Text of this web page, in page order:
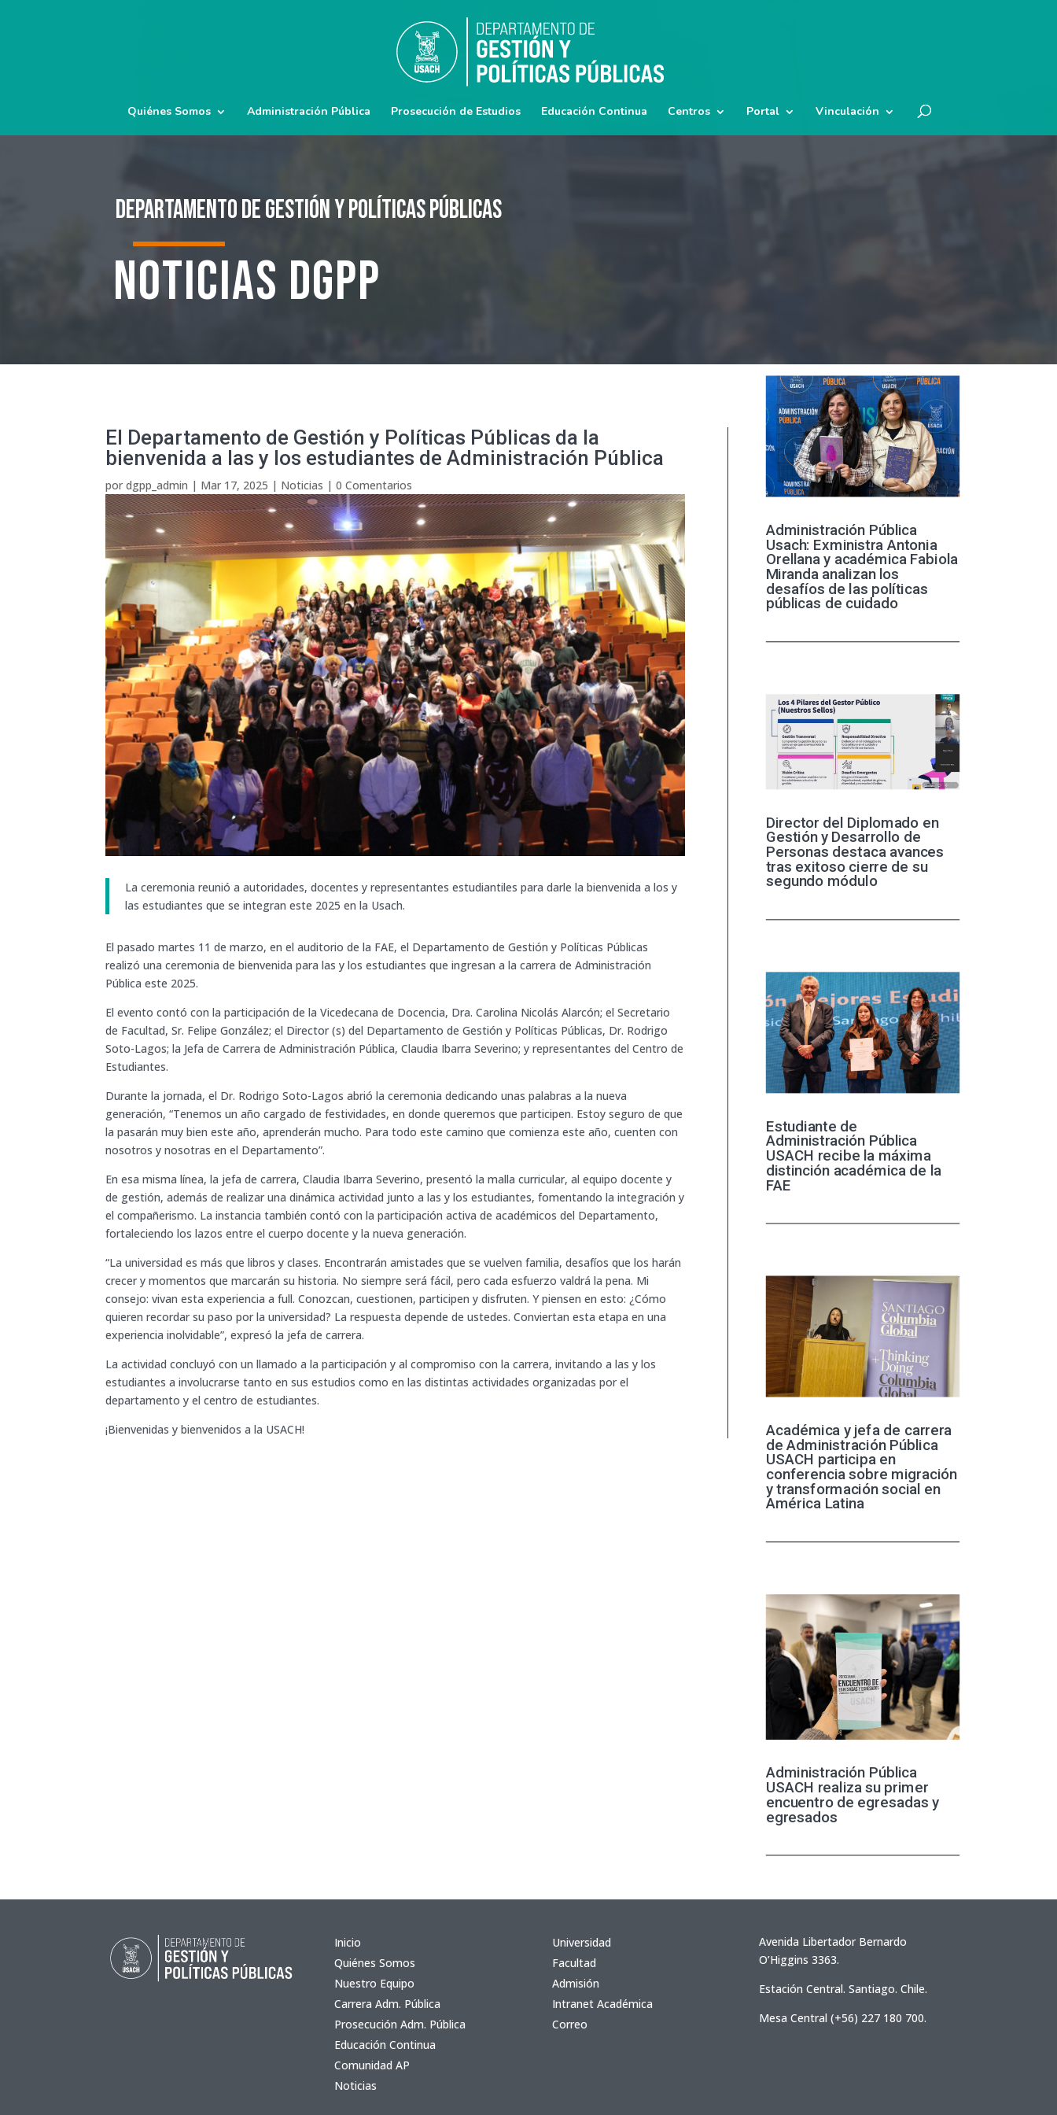
Quiénes Somos Administración Pública Prosecución de Estudios Educación Continua Centros Portal Vinculación
Departamento de Gestión y Políticas Públicas
Noticias DGPP
El Departamento de Gestión y Políticas Públicas da la
bienvenida a las y los estudiantes de Administración Pública
pordgpp_admin | Mar 17, 2025 | Noticias |0 Comentarios
La ceremonia reunió a autoridades, docentes y representantes estudiantiles para darle la bienvenida a los y
las estudiantes que se integran este 2025 en la Usach.
El pasado martes 11 de marzo, en el auditorio de la FAE, el Departamento de Gestión y Políticas Públicas
realizó una ceremonia de bienvenida para las y los estudiantes que ingresan a la carrera de Administración
Pública este 2025.
El evento contó con la participación de la Vicedecana de Docencia, Dra. Carolina Nicolás Alarcón; el Secretario
de Facultad, Sr. Felipe González; el Director (s) del Departamento de Gestión y Políticas Públicas, Dr. Rodrigo
Soto-Lagos; la Jefa de Carrera de Administración Pública, Claudia Ibarra Severino; y representantes del Centro de
Estudiantes.
Durante la jornada, el Dr. Rodrigo Soto-Lagos abrió la ceremonia dedicando unas palabras a la nueva
generación, “Tenemos un año cargado de festividades, en donde queremos que participen. Estoy seguro de que
la pasarán muy bien este año, aprenderán mucho. Para todo este camino que comienza este año, cuenten con
nosotros y nosotras en el Departamento”.
En esa misma línea, la jefa de carrera, Claudia Ibarra Severino, presentó la malla curricular, al equipo docente y
de gestión, además de realizar una dinámica actividad junto a las y los estudiantes, fomentando la integración y
el compañerismo. La instancia también contó con la participación activa de académicos del Departamento,
fortaleciendo los lazos entre el cuerpo docente y la nueva generación.
“La universidad es más que libros y clases. Encontrarán amistades que se vuelven familia, desafíos que los harán
crecer y momentos que marcarán su historia. No siempre será fácil, pero cada esfuerzo valdrá la pena. Mi
consejo: vivan esta experiencia a full. Conozcan, cuestionen, participen y disfruten. Y piensen en esto: ¿Cómo
quieren recordar su paso por la universidad? La respuesta depende de ustedes. Conviertan esta etapa en una
experiencia inolvidable”, expresó la jefa de carrera.
La actividad concluyó con un llamado a la participación y al compromiso con la carrera, invitando a las y los
estudiantes a involucrarse tanto en sus estudios como en las distintas actividades organizadas por el
departamento y el centro de estudiantes.
¡Bienvenidas y bienvenidos a la USACH!
Administración Pública
Usach: Exministra Antonia
Orellana y académica Fabiola
Miranda analizan los
desafíos de las políticas
públicas de cuidado
Director del Diplomado en
Gestión y Desarrollo de
Personas destaca avances
tras exitoso cierre de su
segundo módulo
Estudiante de
Administración Pública
USACH recibe la máxima
distinción académica de la
FAE
Académica y jefa de carrera
de Administración Pública
USACH participa en
conferencia sobre migración
y transformación social en
América Latina
Administración Pública
USACH realiza su primer
encuentro de egresadas y
egresados
Inicio
Quiénes Somos
Nuestro Equipo
Carrera Adm. Pública
Prosecución Adm. Pública
Educación Continua
Comunidad AP
Noticias
Universidad
Facultad
Admisión
Intranet Académica
Correo
Avenida Libertador Bernardo
O’Higgins 3363.
Estación Central. Santiago. Chile.
Mesa Central (+56) 227 180 700.